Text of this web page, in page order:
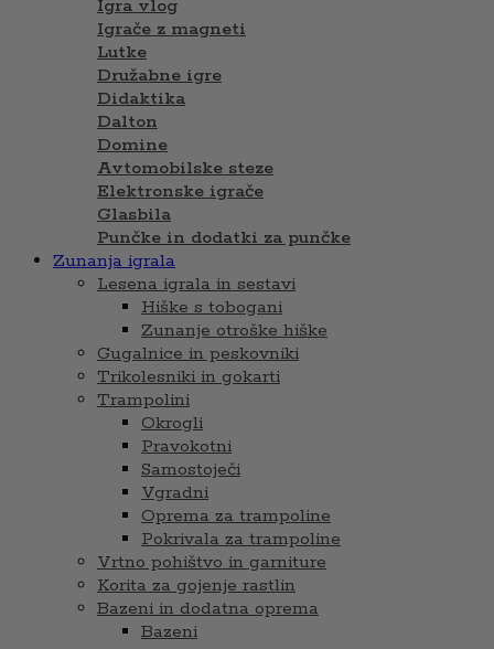
Igra vlog
Igrače z magneti
Lutke
Družabne igre
Didaktika
Dalton
Domine
Avtomobilske steze
Elektronske igrače
Glasbila
Punčke in dodatki za punčke
Zunanja igrala
Lesena igrala in sestavi
Hiške s tobogani
Zunanje otroške hiške
Gugalnice in peskovniki
Trikolesniki in gokarti
Trampolini
Okrogli
Pravokotni
Samostoječi
Vgradni
Oprema za trampoline
Pokrivala za trampoline
Vrtno pohištvo in garniture
Korita za gojenje rastlin
Bazeni in dodatna oprema
Bazeni